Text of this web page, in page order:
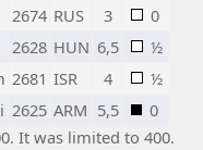
2674 RUS 3
0
2628 HUN 6,5
½
2681 ISR 4
½
2625 ARM 5,5
0
It was limited to 400.